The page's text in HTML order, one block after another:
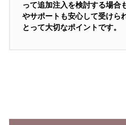
って追加注入を検討する場合
やサポートも安心して受けら
とって大切なポイントです。